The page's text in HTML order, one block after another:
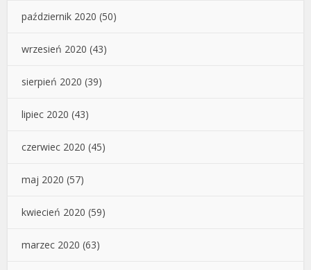
październik 2020 (50)
wrzesień 2020 (43)
sierpień 2020 (39)
lipiec 2020 (43)
czerwiec 2020 (45)
maj 2020 (57)
kwiecień 2020 (59)
marzec 2020 (63)